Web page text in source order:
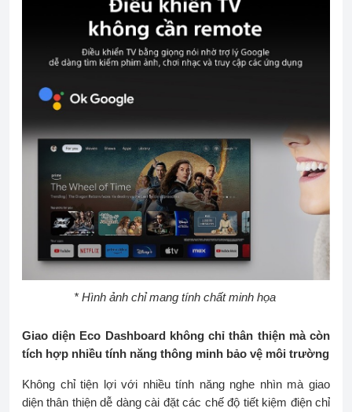
* Hình ảnh chỉ mang tính chất minh họa
Giao diện Eco Dashboard không chỉ thân thiện mà còn
tích hợp nhiều tính năng thông minh bảo vệ môi trường
Không chỉ tiện lợi với nhiều tính năng nghe nhìn mà giao
diện thân thiện dễ dàng cài đặt các chế độ tiết kiệm điện chỉ